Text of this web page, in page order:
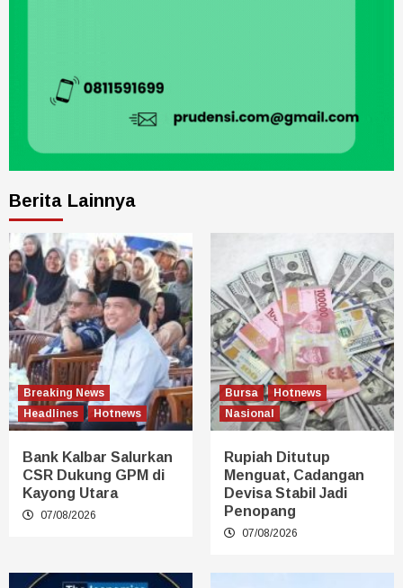
Berita Lainnya
Breaking News
Headlines
Hotnews
Bank Kalbar Salurkan
CSR Dukung GPM di
Kayong Utara
07/08/2026
Bursa
Hotnews
Nasional
Rupiah Ditutup
Menguat, Cadangan
Devisa Stabil Jadi
Penopang
07/08/2026